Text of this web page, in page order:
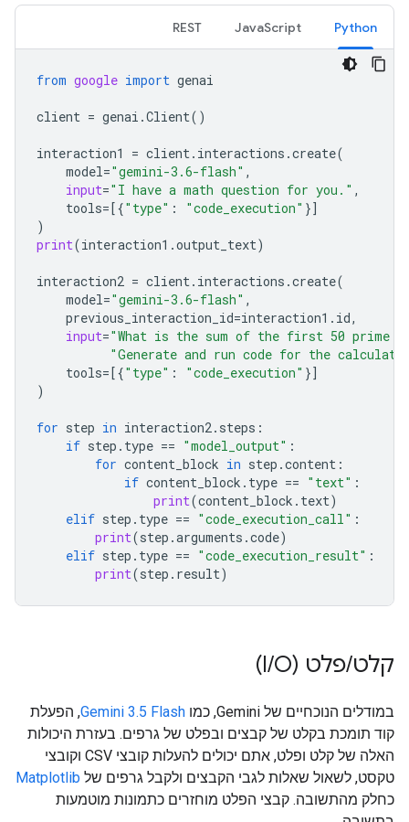
Python
JavaScript
REST
from google import genai
client = genai .Client()
interaction1 = client. interactions .create(
model="gemini-3.6-flash" ,
input="I have a math question for you." ,
tools=[{"type" : "code_execution" }]
)
print(interaction1 .output_text)
interaction2 = client. interactions .create(
model="gemini-3.6-flash" ,
previous_interaction_id=interaction1 . id,
input="What is the sum of the first 50 prime
"Generate and run code for the
tools=[{"type" : "code_execution" }]
)
for step in interaction2. steps :
if step . type == "model_output" :
for content_block in step .content :
if content_block . type == "text" :
print(content_block . text)
elif step . type == "code_execution_call" :
print(step .arguments .code)
elif step . type == "code_execution_result" :
print(step . result)
קלט/פלט (I /O)
במודלים הנוכחיים של Gemini, כמו Gemini 3.5 Flash, הפעלת
קוד תומכת בקלט של קבצים ובפלט של גרפים. בעזרת היכולות
האלה של קלט ופלט, אתם יכולים להעלות קובצי CSV וקובצי
טקסט, לשאול שאלות לגבי הקבצים ולקבל גרפים של Matplotlib
כחלק מהתשובה. קבצי הפלט מוחזרים כתמונות מוטמעות